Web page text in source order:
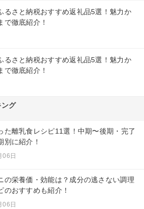
るさと納税おすすめ返礼品5選！魅力か
で徹底紹介！
るさと納税おすすめ返礼品5選！魅力か
で徹底紹介！
ング
た離乳食レシピ11選！中期〜後期・完了
別に紹介！
06日
の栄養価・効能は？成分の逃さない調理
のおすすめも紹介！
06日